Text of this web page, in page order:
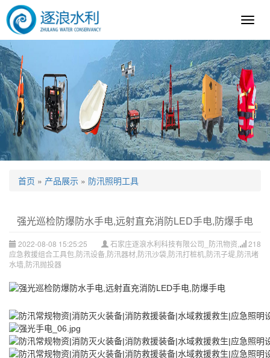
逐
科
技
首页 » 产品展示 » 防汛照明工具
强光巡检防爆防水手电,远射直充消防LED手电,防爆手电
218
2022-08-08 15:25:25
石家庄逐浪水利科技有限公司_防汛物资,
应急救援组合工具包,防汛设备,防汛器材,防汛沙袋,防汛打桩机,防汛子堤,防汛堵
水墙,防汛抛投器